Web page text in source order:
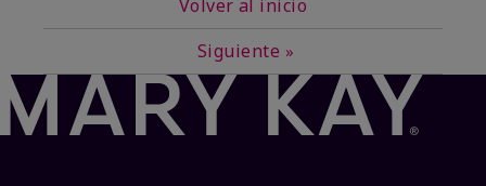
Volver al inicio
Siguiente »